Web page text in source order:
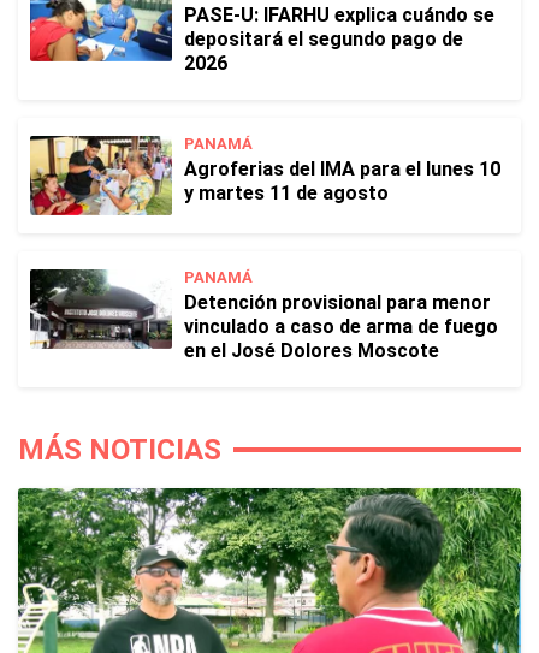
PASE-U: IFARHU explica cuándo se
depositará el segundo pago de
2026
PANAMÁ
Agroferias del IMA para el lunes 10
y martes 11 de agosto
PANAMÁ
Detención provisional para menor
vinculado a caso de arma de fuego
en el José Dolores Moscote
MÁS NOTICIAS